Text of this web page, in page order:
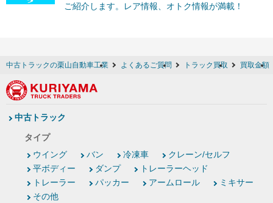
ご紹介します。レア情報、オトク情報が満載！
中古トラックの栗山自動車工業 よくあるご質問 トラック買取 買取金額
中古トラック
タイプ
ウイング
バン 冷凍車
クレーン/セルフ
平ボディー
ダンプ
トレーラーヘッド
トレーラー
パッカー アームロール
ミキサー
その他